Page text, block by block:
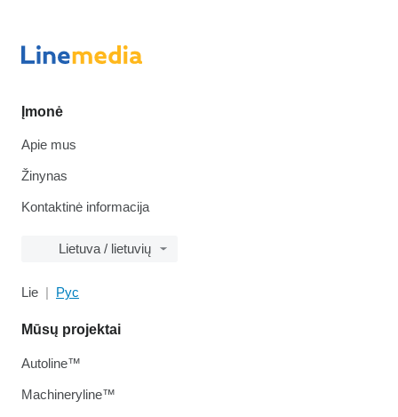
Įmonė
Apie mus
Žinynas
Kontaktinė informacija
Lietuva / lietuvių
Lie Рус
Mūsų projektai
Autoline™
Machineryline™